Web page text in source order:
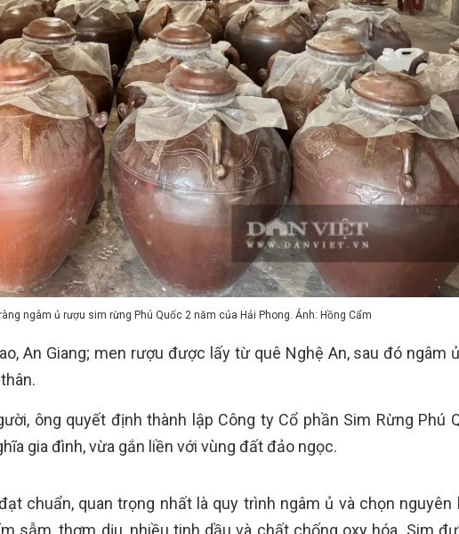
ngâm ủ rượu sim rừng Phú Quốc 2 năm của Hải Phong. Ảnh: Hồng Cẩm
An Giang; men rượu được lấy từ quê Nghệ An, sau đó ngâm
ông quyết định thành lập Công ty Cổ phần Sim Rừng Phú
gia đình, vừa gắn liền với vùng đất đảo ngọc.
chuẩn, quan trọng nhất là quy trình ngâm ủ và chọn nguyên
sẫm, thơm dịu, nhiều tinh dầu và chất chống oxy hóa. Sim